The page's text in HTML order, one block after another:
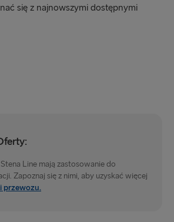
się z najnowszymi dostępnymi
Line mają zastosowanie do
Zapoznaj się z nimi, aby uzyskać więcej
przewozu.